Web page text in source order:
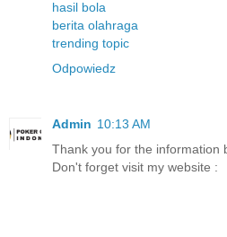
hasil bola
berita olahraga
trending topic
Odpowiedz
Admin 10:13 AM
Thank you for the information
Don't forget visit my website :